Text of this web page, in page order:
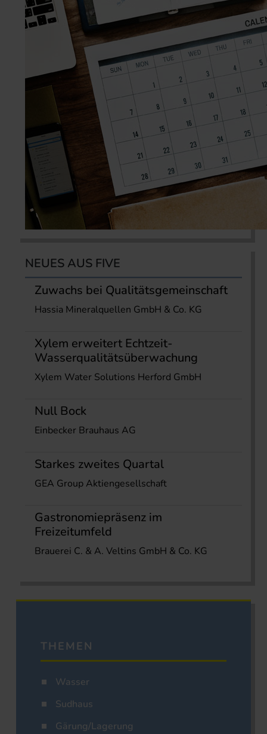
NEUES AUS FIVE
Zuwachs bei Qualitätsgemeinschaft
Hassia Mineralquellen GmbH & Co. KG
Xylem erweitert Echtzeit-
Wasserqualitätsüberwachung
Xylem Water Solutions Herford GmbH
Null Bock
Einbecker Brauhaus AG
Starkes zweites Quartal
GEA Group Aktiengesellschaft
Gastronomiepräsenz im
Freizeitumfeld
Brauerei C. & A. Veltins GmbH & Co. KG
THEMEN
Wasser
Sudhaus
Gärung/Lagerung